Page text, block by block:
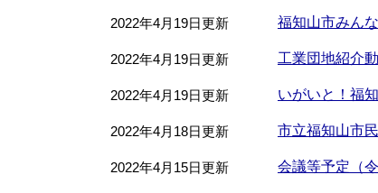
2022年4月19日更新 福知山市みん
2022年4月19日更新 工業団地紹介
2022年4月19日更新 いがいと！福
2022年4月18日更新 市立福知山市
2022年4月15日更新 会議等予定（